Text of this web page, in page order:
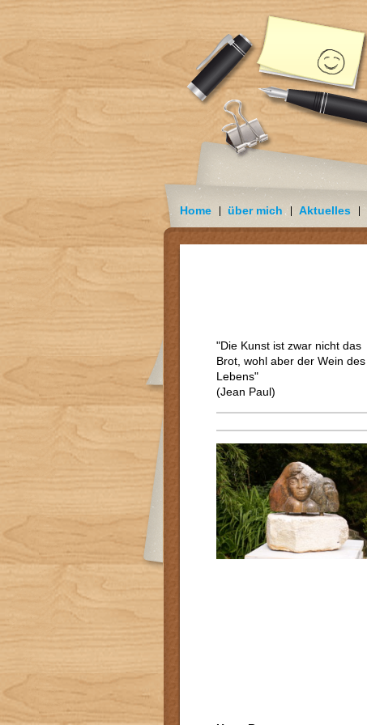
Home über mich Aktuelles
"Die Kunst ist zwar nicht das
Brot, wohl aber der Wein des
Lebens"
(Jean Paul)